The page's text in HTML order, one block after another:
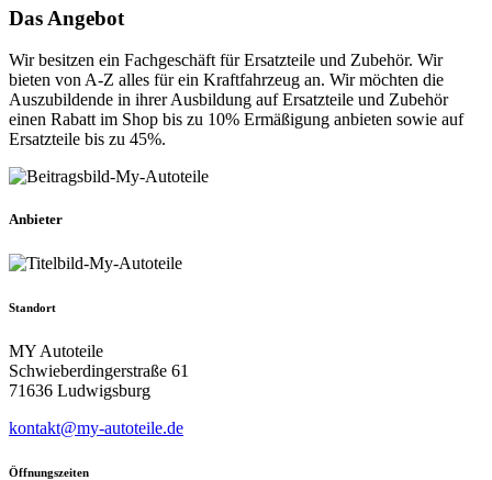
Das Angebot
Wir besitzen ein Fachgeschäft für Ersatzteile und Zubehör. Wir
bieten von A-Z alles für ein Kraftfahrzeug an. Wir möchten die
Auszubildende in ihrer Ausbildung auf Ersatzteile und Zubehör
einen Rabatt im Shop bis zu 10% Ermäßigung anbieten sowie auf
Ersatzteile bis zu 45%.
Anbieter
Standort
MY Autoteile
Schwieberdingerstraße 61
71636 Ludwigsburg
kontakt@my-autoteile.de
Öffnungszeiten